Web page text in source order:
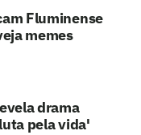
Fluminense
memes
drama
pela vida'